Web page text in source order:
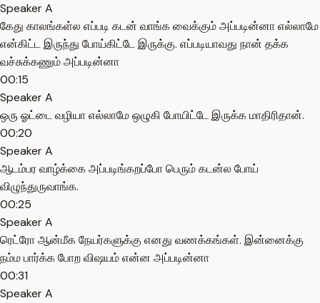
Speaker A
கேது காலங்கள்ல எப்படி கடன் வாங்க வைக்கும் அப்படின்னா எல்லாமே
என்கிட்ட இருந்து போய்கிட்டே இருக்கு. எப்படியாவது நான் தக்க
வச்சுக்கணும் அப்படின்னா
00:15
Speaker A
ஒரு ஓட்டை வழியா எல்லாமே ஒழுகி போயிட்டே இருக்க மாதிரிதான்.
00:20
Speaker A
ஆடம்பர வாழ்க்கை அப்படிங்கறப்போ பெரும் கடன்ல போய்
விழுந்துருவாங்க.
00:25
Speaker A
ரெட்ரோ ஆன்மீக நேயர்களுக்கு எனது வணக்கங்கள். இன்னைக்கு
நம்ம பார்க்க போற விஷயம் என்ன அப்படின்னா
00:31
Speaker A